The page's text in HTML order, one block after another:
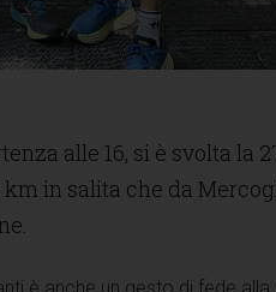
alle 16, si è svolta la
km in salita che da